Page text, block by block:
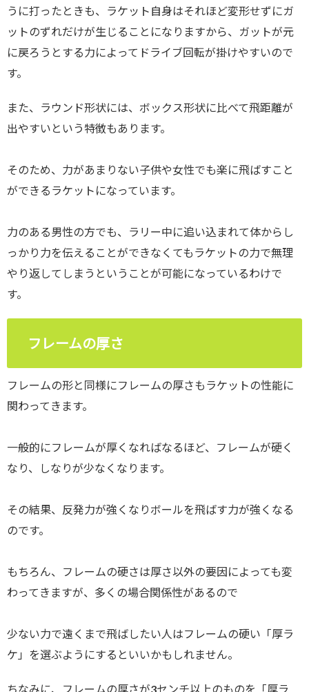
うに打ったときも、ラケット自身はそれほど変形せずにガ
ットのずれだけが生じることになりますから、ガットが元
に戻ろうとする力によってドライブ回転が掛けやすいので
す。
また、ラウンド形状には、ボックス形状に比べて飛距離が
出やすいという特徴もあります。
そのため、力があまりない子供や女性でも楽に飛ばすこと
ができるラケットになっています。
力のある男性の方でも、ラリー中に追い込まれて体からし
っかり力を伝えることができなくてもラケットの力で無理
やり返してしまうということが可能になっているわけで
す。
フレームの厚さ
フレームの形と同様にフレームの厚さもラケットの性能に
関わってきます。
一般的にフレームが厚くなればなるほど、フレームが硬く
なり、しなりが少なくなります。
その結果、反発力が強くなりボールを飛ばす力が強くなる
のです。
もちろん、フレームの硬さは厚さ以外の要因によっても変
わってきますが、多くの場合関係性があるので
少ない力で遠くまで飛ばしたい人はフレームの硬い「厚ラ
ケ」を選ぶようにするといいかもしれません。
ちなみに、フレームの厚さが3センチ以上のものを「厚ラ